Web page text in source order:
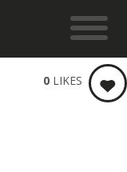
0 LIKES